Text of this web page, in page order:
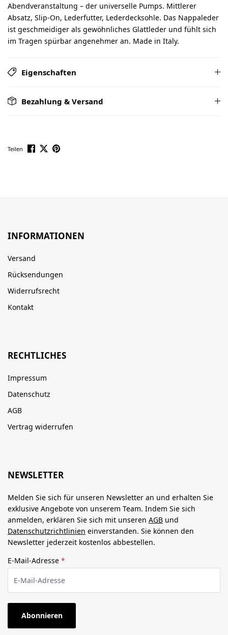
Abendveranstaltung – der universelle Pumps. Mittlerer
Absatz, Slip-On, Lederfutter, Lederdecksohle. Das Nappaleder
ist geschmeidiger als gewöhnliches Glattleder und fühlt sich
im Tragen spürbar angenehmer an. Made in Italy.
Eigenschaften
Bezahlung & Versand
Teilen
INFORMATIONEN
Versand
Rücksendungen
Widerrufsrecht
Kontakt
RECHTLICHES
Impressum
Datenschutz
AGB
Vertrag widerrufen
NEWSLETTER
Melden Sie sich für unseren Newsletter an und erhalten Sie
exklusive Angebote von unserem Team. Indem Sie sich
anmelden, erklären Sie sich mit unseren AGB und
Datenschutzrichtlinien einverstanden. Sie können den
Newsletter jederzeit kostenlos abbestellen.
E-Mail-Adresse *
Abonnieren